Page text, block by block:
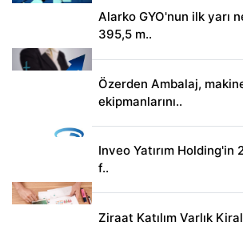
Alarko GYO'nun ilk yarı
395,5 m..
Özerden Ambalaj,
ekipmanlarını..
Inveo Yatırım Holding'in
f..
Ziraat Katılım Varlık